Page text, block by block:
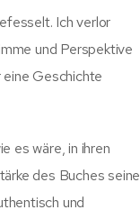
Ich verlor
und Perspektive
Geschichte
es wäre, in ihren
des Buches seine
und